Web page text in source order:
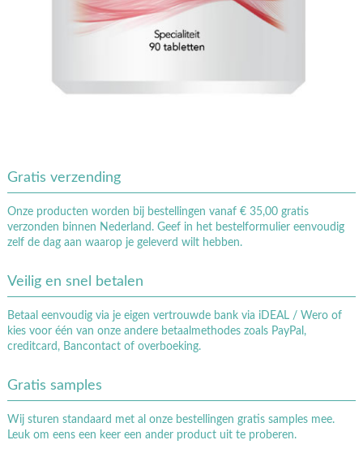
Gratis verzending
Onze producten worden bij bestellingen vanaf € 35,00 gratis
verzonden binnen Nederland. Geef in het bestelformulier eenvoudig
zelf de dag aan waarop je geleverd wilt hebben.
Veilig en snel betalen
Betaal eenvoudig via je eigen vertrouwde bank via iDEAL / Wero of
kies voor één van onze andere betaalmethodes zoals PayPal,
creditcard, Bancontact of overboeking.
Gratis samples
Wij sturen standaard met al onze bestellingen gratis samples mee.
Leuk om eens een keer een ander product uit te proberen.